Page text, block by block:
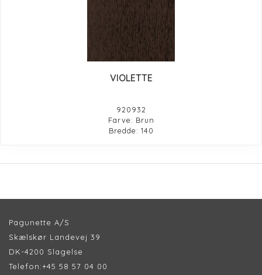
VIOLETTE
920932
Farve: Brun
Bredde: 140
Pagunette A/S
Skælskør Landevej 39
DK-4200 Slagelse
Telefon:+45 58 57 04 00